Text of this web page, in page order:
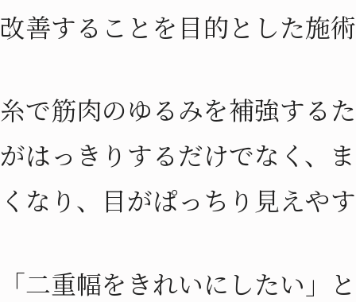
改善することを目的とした施
糸で筋肉のゆるみを補強する
がはっきりするだけでなく、
くなり、目がぱっちり見えや
「二重幅をきれいにしたい」